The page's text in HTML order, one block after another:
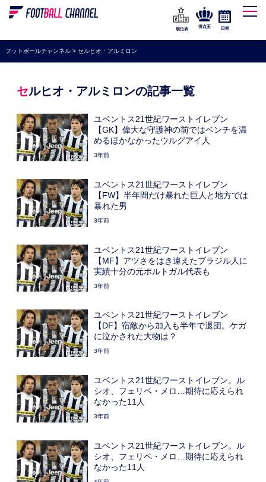
WEリーグ
海外サッカー
プレミアリーグ
ラ・リーガ
ブンデスリーガ
UEFA
高校サッカー
動画
順位表
得点王 日程
フットボールチャンネル> セルヒオ・アルミロン
セルヒオ・アルミロンの記事一覧
ユベントス21世紀ワーストイレブン
【GK】偉大な守護神の前ではベンチを温
めるほかなかったウルグアイ人
3年前
ユベントス21世紀ワーストイレブン
【FW】半年間だけ暴れた巨人と地方では
暴れた男
3年前
ユベントス21世紀ワーストイレブン
【MF】アツさをはき違えたブラジル人に
実績十分の元ポルトガル代表も
3年前
ユベントス21世紀ワーストイレブン
【DF】宿敵から加入も半年で退団。ケガ
に泣かされた大物は？
3年前
ユベントス21世紀ワーストイレブン。ル
シオ、フェリペ・メロ…期待に応えられ
なかった11人
3年前
ユベントス21世紀ワーストイレブン。ル
シオ、フェリペ・メロ…期待に応えられ
なかった11人